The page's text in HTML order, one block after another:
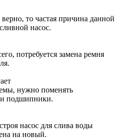
то частая причина данной
насос.
потребуется замена ремня
нужно поменять
подшипники.
насос для слива воды
на новый.